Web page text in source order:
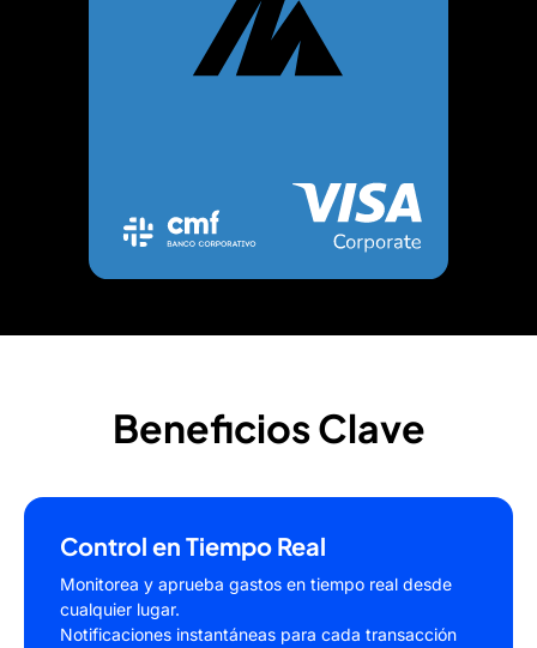
Beneficios Clave
Control en Tiempo Real
Monitorea y aprueba gastos en tiempo real desde
cualquier lugar.
Notificaciones instantáneas para cada transacción